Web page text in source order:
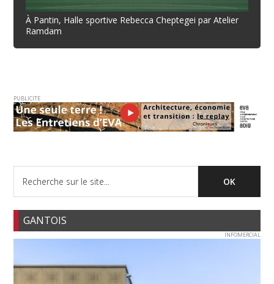
À Pantin, Halle sportive Rebecca Cheptegei par Atelier
Ramdam
PUBLICITE
GANTOIS
INFOMERCIAL